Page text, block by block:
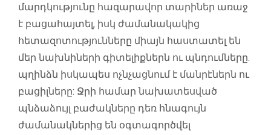
մարդկությունը հազարավոր տարիներ առաջ
է բացահայտել, իսկ ժամանակակից
հետազոտությունները միայն հաստատել են
մեր նախնիների գիտելիքներն ու պնդումները.
պղինձն իսկապես ոչնչացնում է մանրէներն ու
բացիլները: Ջրի համար նախատեսված
պնձաձույլ բաժակները դեռ հնագույն
ժամանակներից են օգտագործվել